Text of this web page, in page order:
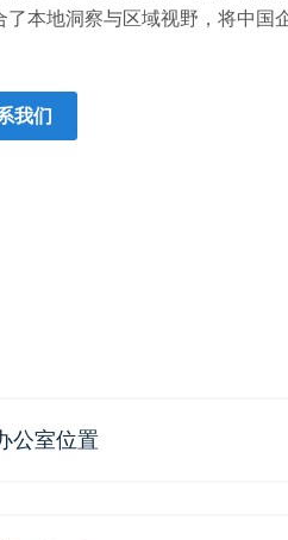
了本地洞察与区域视野，将中国
我们
公室位置